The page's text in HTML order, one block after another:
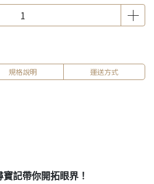
規格說明 運送方式
記帶你開拓眼界！